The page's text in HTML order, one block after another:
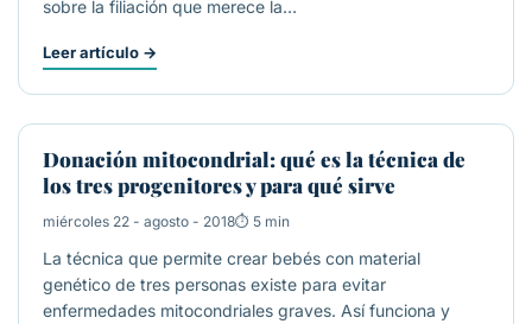
sobre la filiación que merece la…
Leer artículo →
FECUNDACIÓN IN VITRO
Donación mitocondrial: qué es la técnica de
los tres progenitores y para qué sirve
miércoles 22 - agosto - 2018 5 min
La técnica que permite crear bebés con material
genético de tres personas existe para evitar
enfermedades mitocondriales graves. Así funciona y